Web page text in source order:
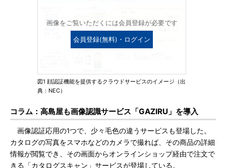
画像をご覧いただくには会員登録が必要です
会員登録(無料)・ログイン
図1 顔認証機能を提供するクラウドサービスのイメージ（出
典：NEC）
コラム：高島屋も画像認識サービス「GAZIRU」を導入
画像認証応用の1つで、少々毛色の違うサービスも登場した。
カタログの写真をスマホなどのカメラで撮れば、その商品の詳細
情報が閲覧でき、その画面からオンラインショップ経由で注文で
きる「カタログスキャン」サービスが登場している。